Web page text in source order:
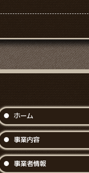
ホーム
事業内容
事業者情報